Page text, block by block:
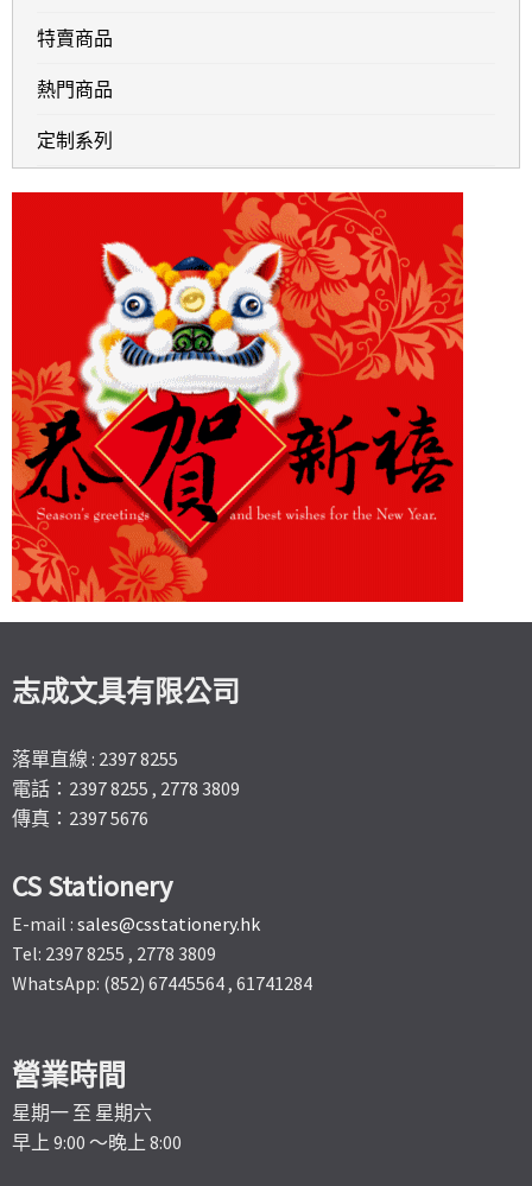
特賣商品
熱門商品
定制系列
志成文具有限公司
落單直線 : 2397 8255
電話：2397 8255 , 2778 3809
傳真：2397 5676
CS Stationery
E-mail : sales@csstationery.hk
Tel: 2397 8255 , 2778 3809
WhatsApp: (852) 67445564 , 61741284
營業時間
星期一 至 星期六
早上 9:00 ～晚上 8:00